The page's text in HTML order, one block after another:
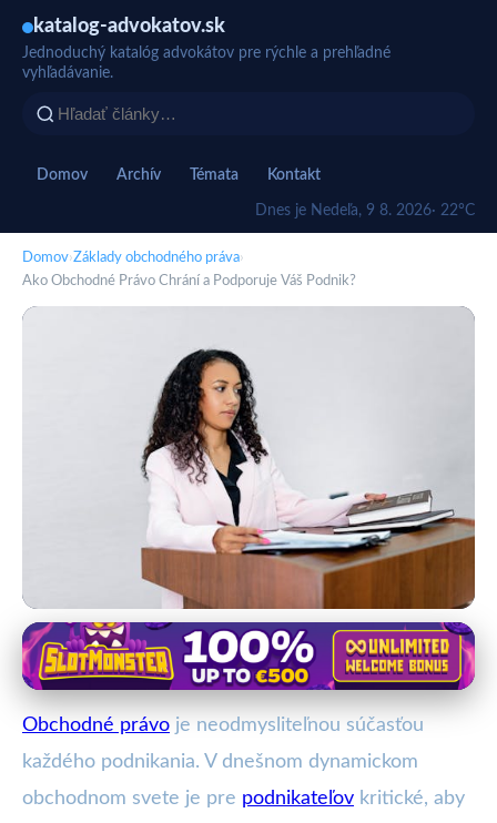
katalog-advokatov.sk
Jednoduchý katalóg advokátov pre rýchle a prehľadné
vyhľadávanie.
Domov Archív Témata Kontakt
Dnes je Nedeľa, 9 8. 2026· 22°C
Domov›Základy obchodného práva›
Ako Obchodné Právo Chrání a Podporuje Váš Podnik?
Základy obchodného práva
Ako Obchodné Právo Chrání a
Podporuje Váš Podnik?
Obchodné právo je neodmysliteľnou súčasťou
každého podnikania. V dnešnom dynamickom
obchodnom svete je pre podnikateľov kritické, aby